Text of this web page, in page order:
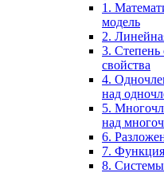
1.
модель
2.
3. Степень
свойства
4.
над
5.
над
6.
7.
8.